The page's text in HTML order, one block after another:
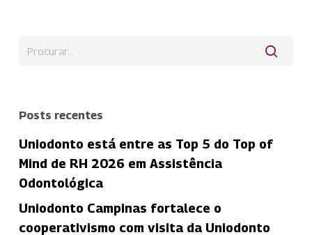
Posts recentes
Uniodonto está entre as Top 5 do Top of
Mind de RH 2026 em Assistência
Odontológica
Uniodonto Campinas fortalece o
cooperativismo com visita da Uniodonto